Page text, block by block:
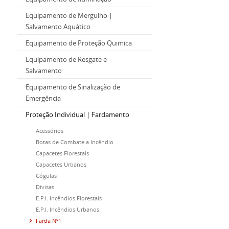
Equipamento de Mergulho |
Salvamento Aquático
Equipamento de Proteção Quimica
Equipamento de Resgate e
Salvamento
Equipamento de Sinalização de
Emergência
Proteção Individual | Fardamento
Acessórios
Botas de Combate a Incêndio
Capacetes Florestais
Capacetes Urbanos
Cógulas
Divisas
E.P.I. Incêndios Florestais
E.P.I. Incêndios Urbanos
Farda Nº1